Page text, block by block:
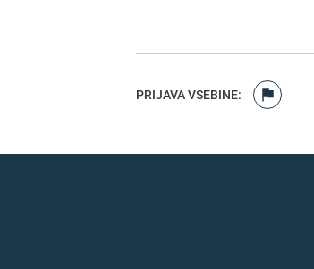
PRIJAVA VSEBINE: